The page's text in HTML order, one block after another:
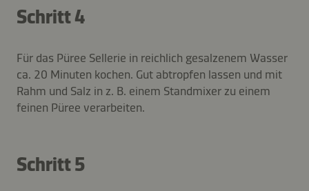
Schritt 4
Für das Püree Sellerie in reichlich gesalzenem Wasser
ca. 20 Minuten kochen. Gut abtropfen lassen und mit
Rahm und Salz in z. B. einem Standmixer zu einem
feinen Püree verarbeiten.
Schritt 5